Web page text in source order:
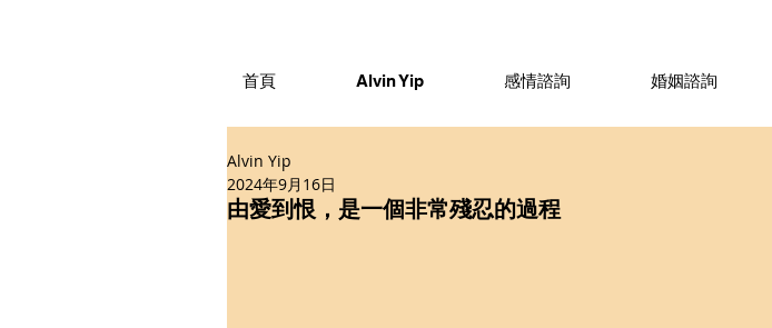
首頁 Alvin Yip 感情諮詢 婚姻諮詢
由愛到恨，是一個非常殘忍的過程
Alvin Yip
2024年9月16日